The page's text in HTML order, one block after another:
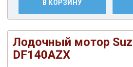
В КОРЗИНУ
Лодочный мотор
DF140AZX